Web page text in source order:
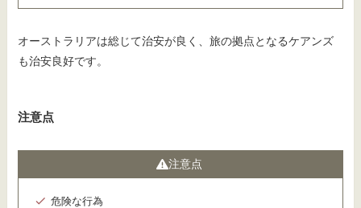
オーストラリアは総じて治安が良く、旅の拠点となるケアンズ
も治安良好です。
注意点
注意点
危険な行為